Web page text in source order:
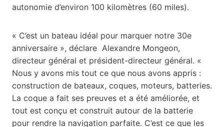
autonomie d’environ 100 kilomètres (60 miles).
« C’est un bateau idéal pour marquer notre 30e
anniversaire », déclare Alexandre Mongeon,
directeur général et président-directeur général. «
Nous y avons mis tout ce que nous avons appris :
construction de bateaux, coques, moteurs, batteries.
La coque a fait ses preuves et a été améliorée, et
tout est conçu et construit autour de la batterie
pour rendre la navigation parfaite. C’est ce que les